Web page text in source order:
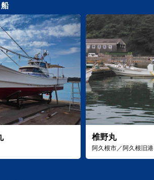
椎野丸
阿久根市／阿久根旧港